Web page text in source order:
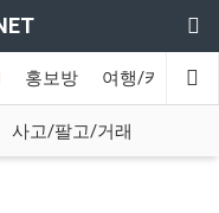
홍보방 여행/카페
사고/팔고/거래